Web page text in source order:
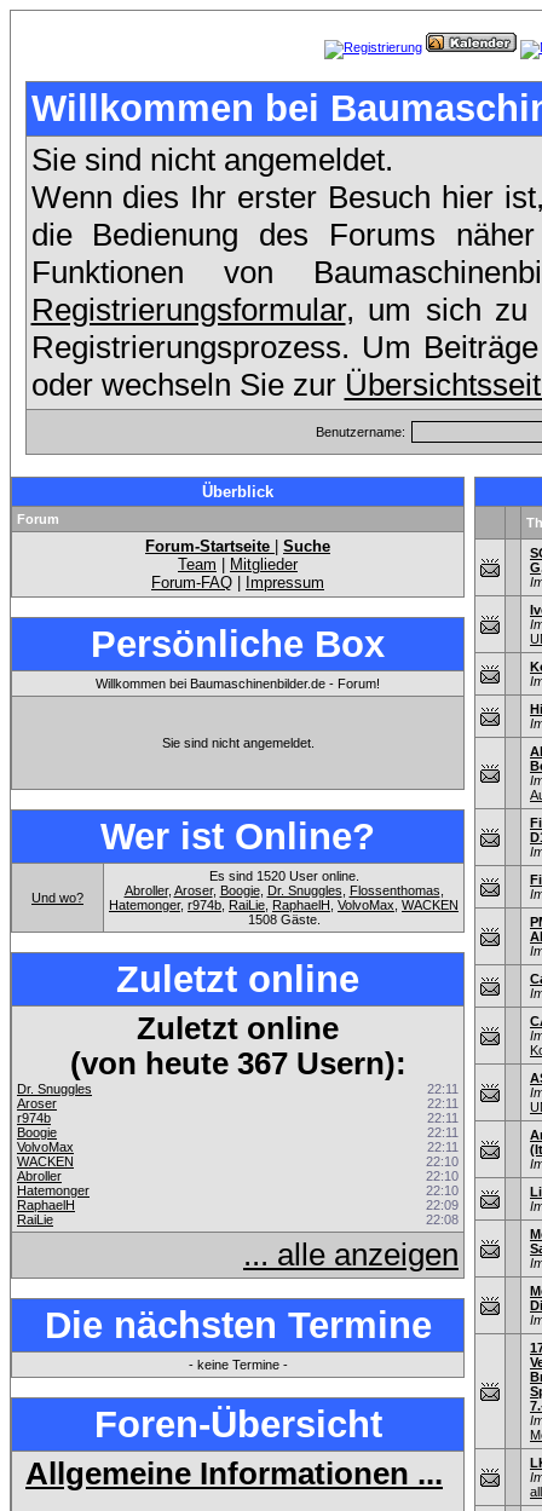
Willkommen bei
Sie sind nicht angemeldet.
Wenn dies Ihr erster Besuch hier
die Bedienung des Forums
Funktionen von
Registrierungsformular, um sich zu
Registrierungsprozess. Um
oder wechseln Sie zur
Benutzername:
Überblick
Forum
Forum-Startseite
Suche
Team
Mitglieder
Forum-FAQ
Impressum
Persönliche Box
Willkommen bei Baumaschinenbilder.de - Forum!
Sie sind nicht angemeldet.
Wer ist Online?
Und wo?
Es sind 1520 User online.
Abroller, Aroser, Boogie, Dr. Snuggles Flossenthomas
Hatemonger, r974b RaiLie RaphaelH VolvoMax WACKEN
1508 Gäste.
Zuletzt online
Zuletzt online
(von heute 367 Usern):
Dr. Snuggles
22:11
Aroser
22:11
r974b
22:11
Boogie
22:11
VolvoMax
22:11
WACKEN
22:10
Abroller
22:10
Hatemonger
22:10
RaphaelH
22:09
RaiLie
22:08
... alle anzeigen
Die nächsten Termine
- keine Termine -
Foren-Übersicht
Allgemeine Informationen ...